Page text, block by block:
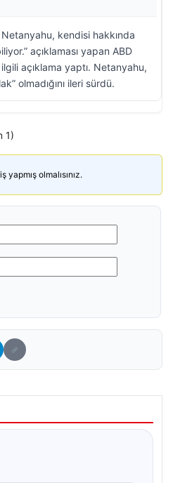
kendisi hakkında
açıklaması yapan ABD
açıklama yaptı. Netanyahu,
olmadığını ileri sürdü.
1)
olmalısınız.